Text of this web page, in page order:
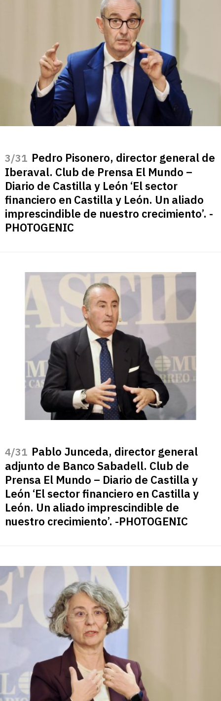
/31 Pedro Pisonero, director general de
Iberaval. Club de Prensa El Mundo –
Diario de Castilla y León ‘El sector
financiero en Castilla y León. Un aliado
imprescindible de nuestro crecimiento’. -
PHOTOGENIC
/31 Pablo Junceda, director general
adjunto de Banco Sabadell. Club de
Prensa El Mundo – Diario de Castilla y
León ‘El sector financiero en Castilla y
León. Un aliado imprescindible de
nuestro crecimiento’. -PHOTOGENIC